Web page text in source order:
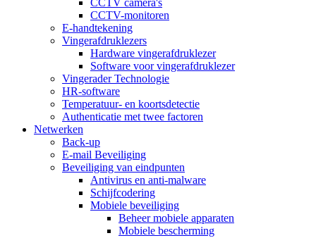
CCTV camera's
CCTV-monitoren
E-handtekening
Vingerafdruklezers
Hardware vingerafdruklezer
Software voor vingerafdruklezer
Vingerader Technologie
HR-software
Temperatuur- en koortsdetectie
Authenticatie met twee factoren
Netwerken
Back-up
E-mail Beveiliging
Beveiliging van eindpunten
Antivirus en anti-malware
Schijfcodering
Mobiele beveiliging
Beheer mobiele apparaten
Mobiele bescherming